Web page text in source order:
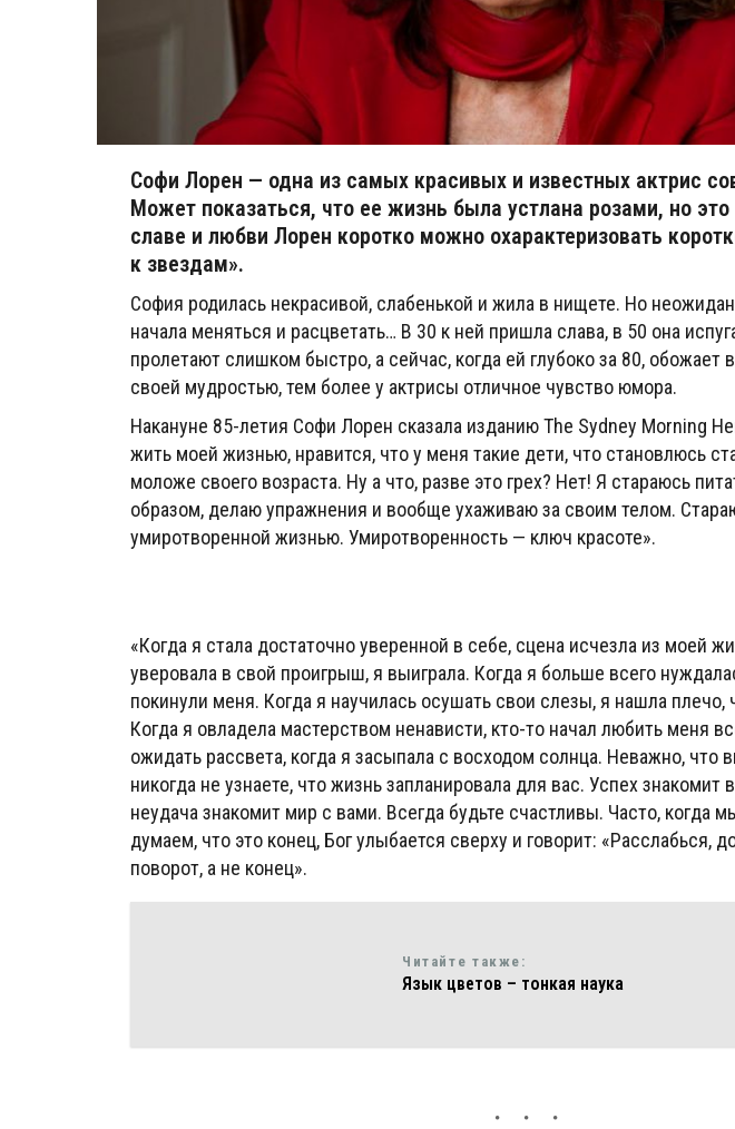
Софи Лорен — одна из самых красивых и известных актрис
Может показаться, что ее жизнь была устлана розами, но это
славе и любви Лорен коротко можно охарактеризовать
к звездам».
София родилась некрасивой, слабенькой и жила в нищете. Но
начала меняться и расцветать… В 30 к ней пришла слава, в 50 она
пролетают слишком быстро, а сейчас, когда ей глубоко за 80, обожает
своей мудростью, тем более у актрисы отличное чувство юмора.
Накануне 85-летия Софи Лорен сказала изданию The Sydney Morning
жить моей жизнью, нравится, что у меня такие дети, что становлюсь
моложе своего возраста. Ну а что, разве это грех? Нет! Я стараюсь
образом, делаю упражнения и вообще ухаживаю за своим телом.
умиротворенной жизнью. Умиротворенность — ключ красоте».
«Когда я стала достаточно уверенной в себе, сцена исчезла из моей
уверовала в свой проигрыш, я выиграла. Когда я больше всего
покинули меня. Когда я научилась осушать свои слезы, я нашла плечо,
Когда я овладела мастерством ненависти, кто-то начал любить меня
ожидать рассвета, когда я засыпала с восходом солнца. Неважно, что
никогда не узнаете, что жизнь запланировала для вас. Успех знакомит
неудача знакомит мир с вами. Всегда будьте счастливы. Часто, когда
думаем, что это конец, Бог улыбается сверху и говорит: «Расслабься,
поворот, а не конец».
Читайте также:
Язык цветов – тонкая наука